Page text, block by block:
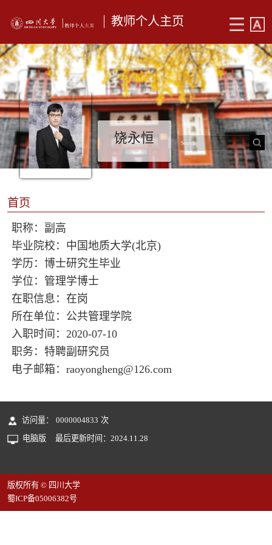
教师个人主页
饶永恒
首页
职称：副高
毕业院校：中国地质大学(北京)
学历：博士研究生毕业
学位：管理学博士
在职信息：在岗
所在单位：公共管理学院
入职时间：2020-07-10
职务：特聘副研究员
电子邮箱： raoyongheng@126.com
访问量： 0000004833 次
电脑版
最后更新时间： 2024.11.28
版权所有 © 四川大学
蜀ICP备05006382号